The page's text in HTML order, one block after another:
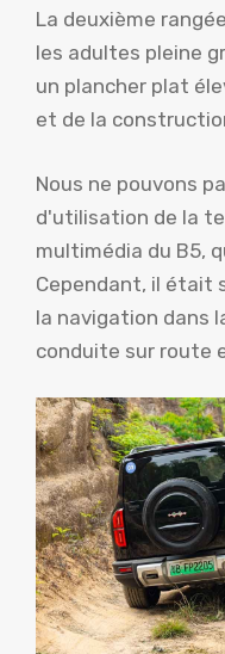
La deuxième
les adultes pleine
un plancher plat
et de la
Nous ne pouvons
d'utilisation de la
multimédia du B5,
Cependant, il était
la navigation dans
conduite sur route